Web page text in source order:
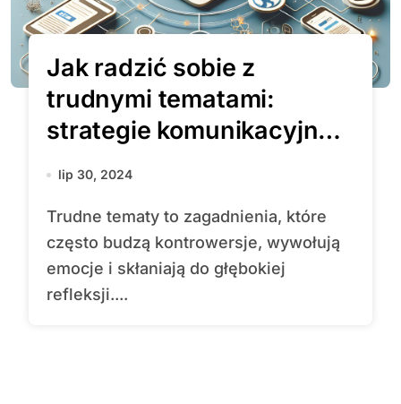
Jak radzić sobie z
trudnymi tematami:
strategie komunikacyjne i
korzyści społeczne
lip 30, 2024
Trudne tematy to zagadnienia, które
często budzą kontrowersje, wywołują
emocje i skłaniają do głębokiej
refleksji....